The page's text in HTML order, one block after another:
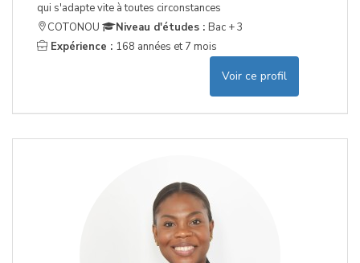
qui s'adapte vite à toutes circonstances
COTONOU
Niveau d'études : Bac + 3
Expérience : 168 années et 7 mois
Voir ce profil